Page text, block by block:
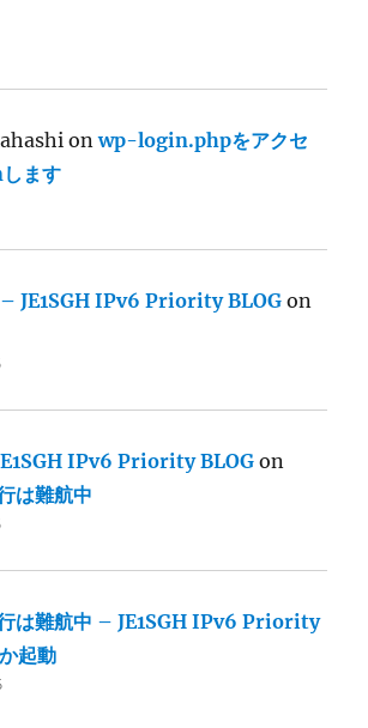
onwp-login.phpをアクセ
ます
JE1SGH IPv6 Priority BLOG on
IPv6 Priority BLOG on
は難航中
は難航中 – JE1SGH IPv6 Priority
起動